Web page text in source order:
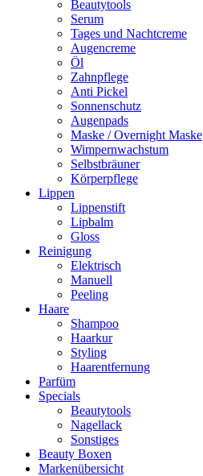
Beautytools
Serum
Tages und Nachtcreme
Augencreme
Öl
Zahnpflege
Anti Pickel
Sonnenschutz
Augenpads
Maske / Overnight Maske
Wimpernwachstum
Selbstbräuner
Körperpflege
Lippen
Lippenstift
Lipbalm
Gloss
Reinigung
Elektrisch
Manuell
Peeling
Haare
Shampoo
Haarkur
Styling
Haarentfernung
Parfüm
Specials
Beautytools
Nagellack
Sonstiges
Beauty Boxen
Markenübersicht